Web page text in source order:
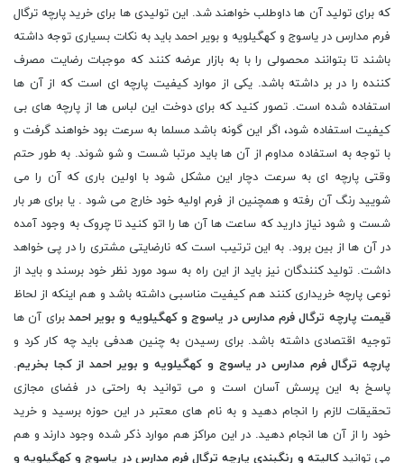
که برای تولید آن ها داوطلب خواهند شد. این تولیدی ها برای خرید پارچه ترگال
فرم مدارس در یاسوج و کهگیلویه و بویر احمد باید به نکات بسیاری توجه داشته
باشند تا بتوانند محصولی را با به بازار عرضه کنند که موجبات رضایت مصرف
کننده را در بر داشته باشد. یکی از موارد کیفیت پارچه ای است که از آن ها
استفاده شده است. تصور کنید که برای دوخت این لباس ها از پارچه های بی
کیفیت استفاده شود، اگر این گونه باشد مسلما به سرعت بود خواهند گرفت و
با توجه به استفاده مداوم از آن ها باید مرتبا شست و شو شوند. به طور حتم
وقتی پارچه ای به سرعت دچار این مشکل شود با اولین باری که آن را می
شویید رنگ آن رفته و همچنین از فرم اولیه خود خارج می شود . یا برای هر بار
شست و شود نیاز دارید که ساعت ها آن ها را اتو کنید تا چروک به وجود آمده
در آن ها از بین برود. به این ترتیب است که نارضایتی مشتری را در پی خواهد
داشت. تولید کنندگان نیز باید از این راه به سود مورد نظر خود برسند و باید از
نوعی پارچه خریداری کنند هم کیفیت مناسبی داشته باشد و هم اینکه از لحاظ
قیمت پارچه ترگال فرم مدارس در یاسوج و کهگیلویه و بویر احمد برای آن ها
توجیه اقتصادی داشته باشد. برای رسیدن به چنین هدفی باید چه کار کرد و
پارچه ترگال فرم مدارس در یاسوج و کهگیلویه و بویر احمد از کجا بخریم.
پاسخ به این پرسش آسان است و می توانید به راحتی در فضای مجازی
تحقیقات لازم را انجام دهید و به نام های معتبر در این حوزه برسید و خرید
خود را از آن ها انجام دهید. در این مراکز هم موارد ذکر شده وجود دارند و هم
می توانیدکالیته و رنگبندی پارچه ترگال فرم مدارس در یاسوج و کهگیلویه و